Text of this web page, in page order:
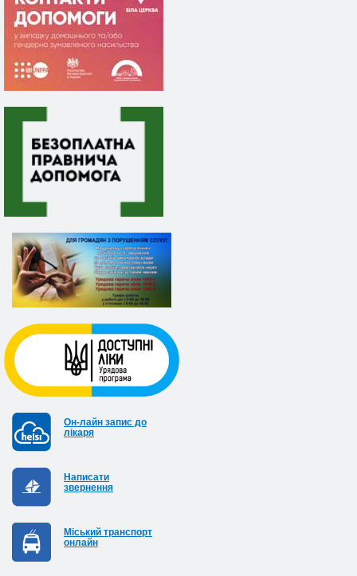
Он-лайн запис до
лікаря
Написати
звернення
Міський транспорт
онлайн